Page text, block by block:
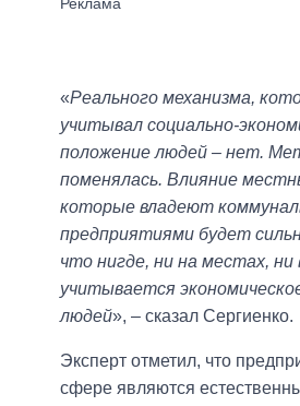
«Реального механизма,
учитывал социально-
положение людей ‒ нет.
поменялась. Влияние
которые владеют
предприятиями будет
что нигде, ни на местах,
учитывается
людей», ‒ сказал Сергиенко.
Эксперт отметил, что
сфере являются